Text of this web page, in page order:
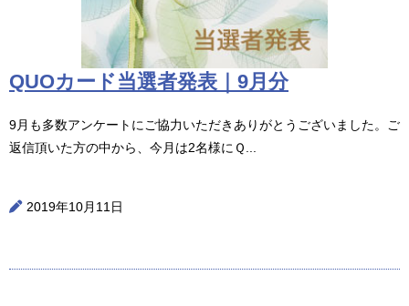
QUOカード当選者発表｜9月分
9月も多数アンケートにご協力いただきありがとうございました。ご
返信頂いた方の中から、今月は2名様にＱ...
2019年10月11日